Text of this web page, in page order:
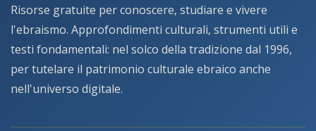
Risorse gratuite per conoscere, studiare e vivere
l'ebraismo. Approfondimenti culturali, strumenti utili e
testi fondamentali: nel solco della tradizione dal 1996,
per tutelare il patrimonio culturale ebraico anche
nell'universo digitale.